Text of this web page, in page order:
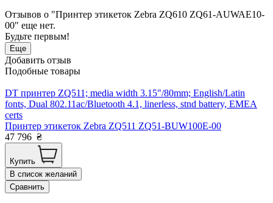
Отзывов о "Принтер этикеток Zebra ZQ610 ZQ61-AUWAE10-
00" еще нет.
Будьте первым!
Еще
Добавить отзыв
Подобные товары
DT принтер ZQ511; media width 3.15"/80mm; English/Latin
fonts, Dual 802.11ac/Bluetooth 4.1, linerless, stnd battery, EMEA
certs
Принтер этикеток Zebra ZQ511 ZQ51-BUW100E-00
47 796 ₴
Купить
В список желаний
Сравнить